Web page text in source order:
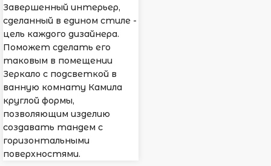
Завершенный интерьер,
сделанный в едином стиле -
цель каждого дизайнера.
Поможет сделать его
таковым в помещении
Зеркало с подсветкой в
ванную комнату Камила
круглой формы,
позволяющим изделию
создавать тандем с
горизонтальными
поверхностями.